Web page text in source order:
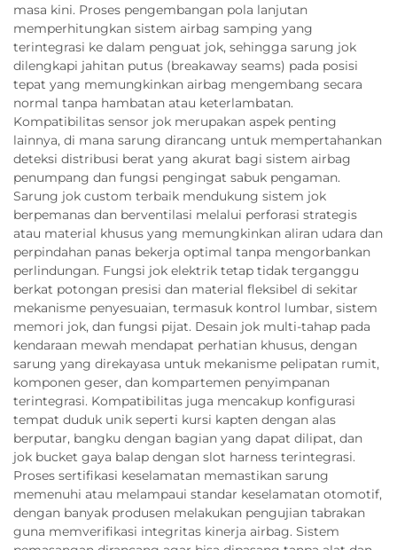
masa kini. Proses pengembangan pola lanjutan
memperhitungkan sistem airbag samping yang
terintegrasi ke dalam penguat jok, sehingga sarung jok
dilengkapi jahitan putus (breakaway seams) pada posisi
tepat yang memungkinkan airbag mengembang secara
normal tanpa hambatan atau keterlambatan.
Kompatibilitas sensor jok merupakan aspek penting
lainnya, di mana sarung dirancang untuk mempertahankan
deteksi distribusi berat yang akurat bagi sistem airbag
penumpang dan fungsi pengingat sabuk pengaman.
Sarung jok custom terbaik mendukung sistem jok
berpemanas dan berventilasi melalui perforasi strategis
atau material khusus yang memungkinkan aliran udara dan
perpindahan panas bekerja optimal tanpa mengorbankan
perlindungan. Fungsi jok elektrik tetap tidak terganggu
berkat potongan presisi dan material fleksibel di sekitar
mekanisme penyesuaian, termasuk kontrol lumbar, sistem
memori jok, dan fungsi pijat. Desain jok multi-tahap pada
kendaraan mewah mendapat perhatian khusus, dengan
sarung yang direkayasa untuk mekanisme pelipatan rumit,
komponen geser, dan kompartemen penyimpanan
terintegrasi. Kompatibilitas juga mencakup konfigurasi
tempat duduk unik seperti kursi kapten dengan alas
berputar, bangku dengan bagian yang dapat dilipat, dan
jok bucket gaya balap dengan slot harness terintegrasi.
Proses sertifikasi keselamatan memastikan sarung
memenuhi atau melampaui standar keselamatan otomotif,
dengan banyak produsen melakukan pengujian tabrakan
guna memverifikasi integritas kinerja airbag. Sistem